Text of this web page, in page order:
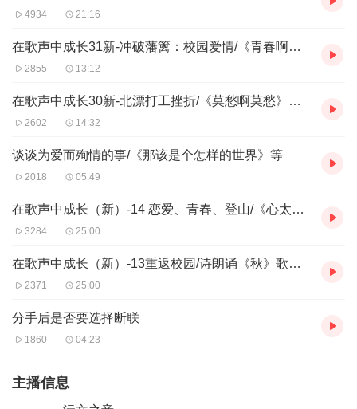
4934 21:16
在歌声中成长31新-冲破藩篱：校园爱情/《青春啊青春》《永远和你在一道》
2855 13:12
在歌声中成长30新-北漂打工挫折/《莫愁啊莫愁》《朋友抱一抱》
2602 14:32
谈谈为爱而殉情的事/《那该是个怎样的世界》等
2018 05:49
在歌声中成长（新）-14 恋爱、青春、登山/《心太软》《爱的路上千万里》《我心永恒》
3284 25:00
在歌声中成长（新）-13重返校园/诗朗诵《秋》歌曲《爱情》《一个女孩名叫婉君》
2371 25:00
分手后是否要选择断联
1860 04:23
主播信息